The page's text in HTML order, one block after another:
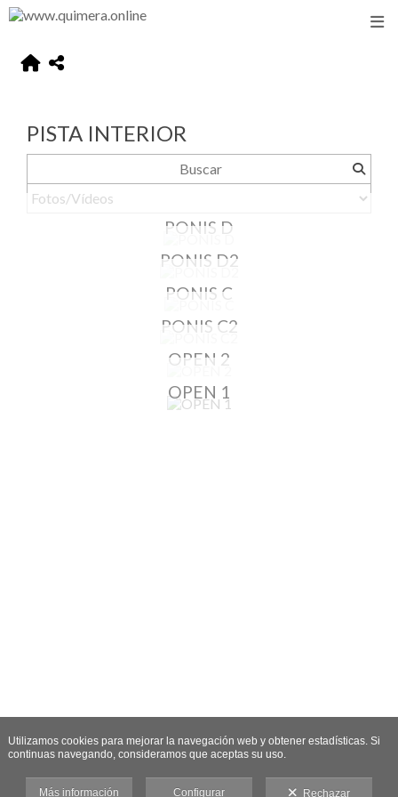
PISTA INTERIOR
PONIS D
PONIS D2
PONIS C
PONIS C2
OPEN 2
OPEN 1
Utilizamos cookies para mejorar la navegación web y obtener estadísticas. Si
continuas navegando, consideramos que aceptas su uso.
Más información Configurar Rechazar